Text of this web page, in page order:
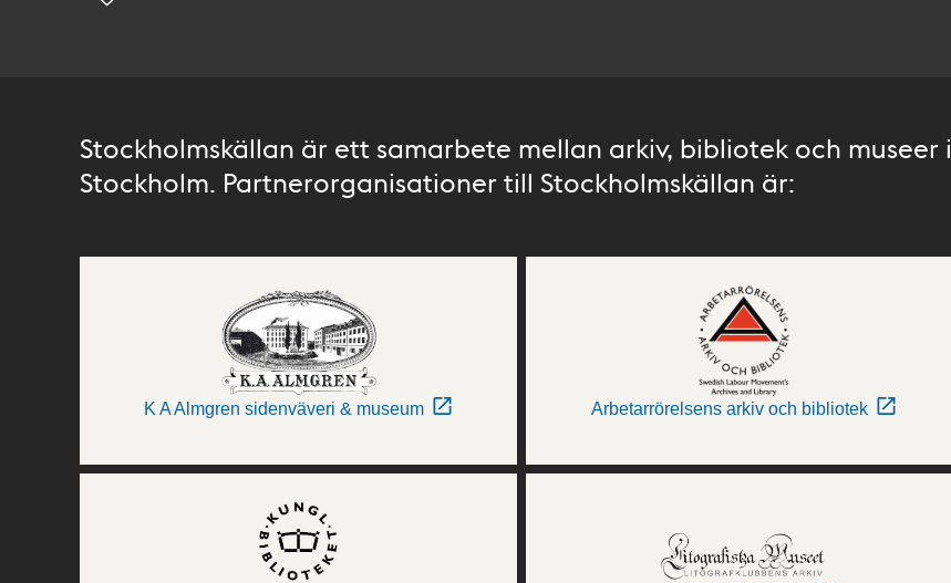
Stockholmskällan är ett samarbete mellan arkiv, bibliotek och museer i
Stockholm. Partnerorganisationer till Stockholmskällan är:
K A Almgren sidenväveri & museum Arbetarrörelsens arkiv och bibliotek